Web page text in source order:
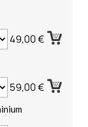
49,00 €
59,00 €